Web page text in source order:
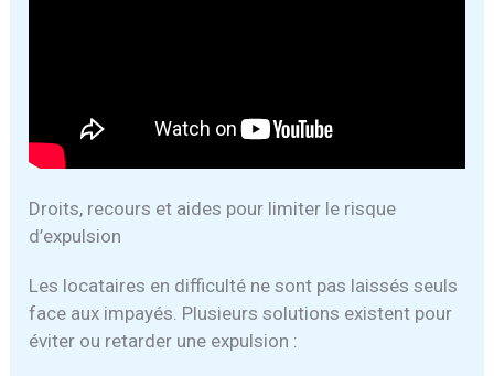
Droits, recours et aides pour limiter le risque
d’expulsion
Les locataires en difficulté ne sont pas laissés seuls
face aux impayés. Plusieurs solutions existent pour
éviter ou retarder une expulsion :